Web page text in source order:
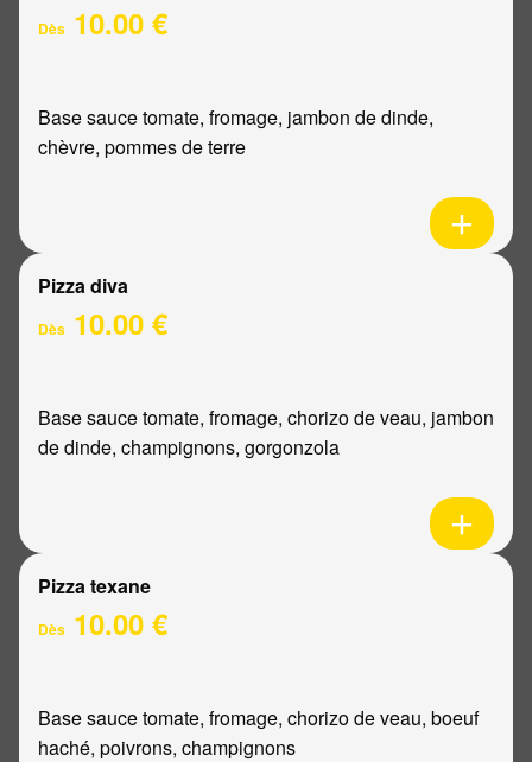
Dès 10.00 €
Base sauce tomate, fromage, jambon de dinde,
chèvre, pommes de terre
Pizza diva
Dès 10.00 €
Base sauce tomate, fromage, chorizo de veau, jambon
de dinde, champignons, gorgonzola
Pizza texane
Dès 10.00 €
Base sauce tomate, fromage, chorizo de veau, boeuf
haché, poivrons, champignons